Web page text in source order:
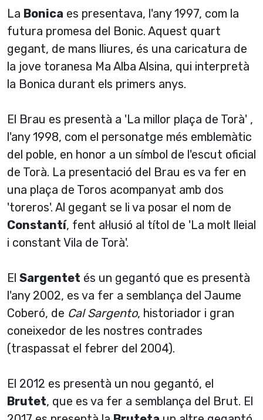
La Bonica es presentava, l'any 1997, com la
futura promesa del Bonic. Aquest quart
gegant, de mans lliures, és una caricatura de
la jove toranesa Ma Alba Alsina, qui interpretà
la Bonica durant els primers anys.
El Brau es presentà a 'La millor plaça de Torà' ,
l'any 1998, com el personatge més emblemàtic
del poble, en honor a un sí­mbol de l'escut oficial
de Torà. La presentació del Brau es va fer en
una plaça de Toros acompanyat amb dos
'toreros'. Al gegant se li va posar el nom de
Constantí­, fent al·lusió al tí­tol de 'La molt lleial
i constant Vila de Torà'.
El Sargentet és un gegantó que es presentà
l'any 2002, es va fer a semblança del Jaume
Coberó, de Cal Sargento, historiador i gran
coneixedor de les nostres contrades
(traspassat el febrer del 2004).
El 2012 es presentà un nou gegantó, el
Brutet, que es va fer a semblança del Brut. El